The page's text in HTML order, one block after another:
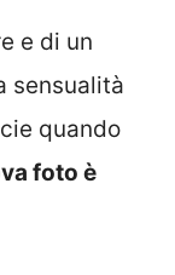
e di un
sensualità
quando
foto è